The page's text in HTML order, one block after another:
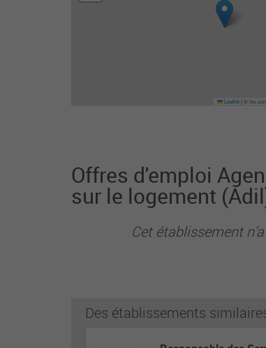
Leaflet ©les
Offres d'emploi
sur le logement
Cet établissement
Des établissements